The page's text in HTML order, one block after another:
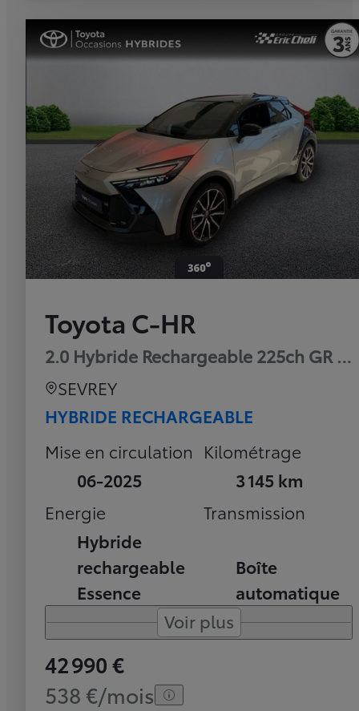
Toyota C-HR
2.0 Hybride Rechargeable 225ch GR
SEVREY
HYBRIDE RECHARGEABLE
Mise en circulation
06-2025
Kilométrage
3 145 km
Energie
Hybride
rechargeable
Essence
Transmission
Boîte
automatique
Voir plus
42 990 €
538 €/mois